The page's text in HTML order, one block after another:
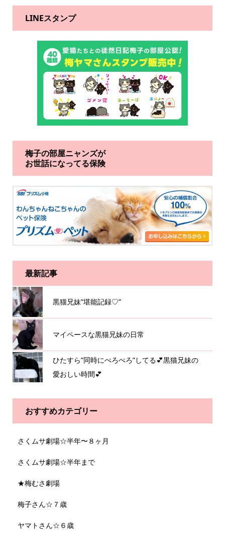
LINEスタンプ
梅子の部屋ニャンズが
お世話になってる保険
最新記事
黒猫兄妹”堪能記録♡”
マイペースな黒猫兄妹の日常
ひたすら”同時にぺろぺろ”してる💕黒猫兄妹の
愛おしい時間💕
おすすめカテゴリー
さくムサ劇場☆半年〜８ヶ月
さくムサ劇場☆半年まで
★梅むさ劇場
梅子さん☆７歳
ヤマトさん☆６歳